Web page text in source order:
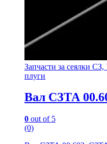
Запчасти за сеялки
плуги
Вал СЗТА
0 out of 5
(0)